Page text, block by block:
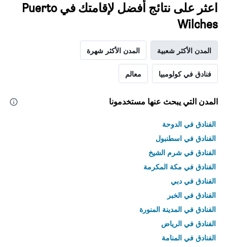
اعثر على نتائج أفضل لإقامتك في Puerto
Wilches
المدن الأكثر شعبية المدن الأكثر شهرة
فنادق في كولومبيا معالم
المدن التي يبحث عنها مستخدمونا
الفنادق في الدوحة
الفنادق في اسطنبول
الفنادق في شرم الشيخ
الفنادق في مكة المكرمة
الفنادق في دبي
الفنادق في الخبر
الفنادق في المدينة المنورة
الفنادق في الرياض
الفنادق في المنامة